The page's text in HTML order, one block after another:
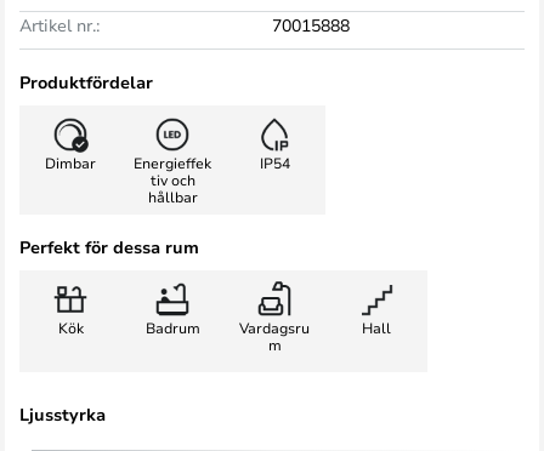
Artikel nr.:
70015888
Produktfördelar
Dimbar
Energieffek
tiv och
hållbar
IP54
Perfekt för dessa rum
Kök Badrum
Vardagsru
m
Hall
Ljusstyrka